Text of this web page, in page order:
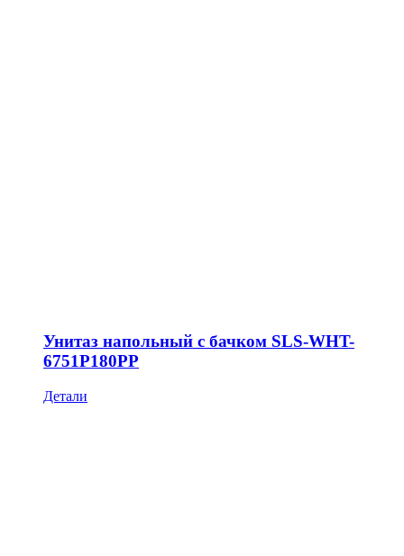
Унитаз напольный с бачком SLS-WHT-
6751P180PP
Детали